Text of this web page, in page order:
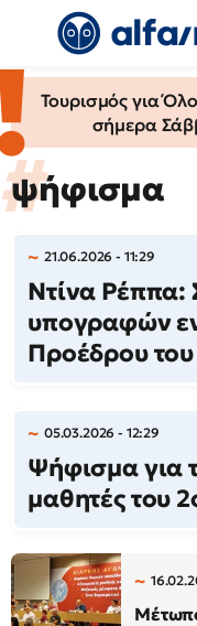
Τουρισμός για
σήμερα
ψήφισμα
21.06.2026 - 11:29
Ντίνα Ρέππα:
υπογραφών
Προέδρου
05.03.2026 - 12:29
Ψήφισμα για
μαθητές του